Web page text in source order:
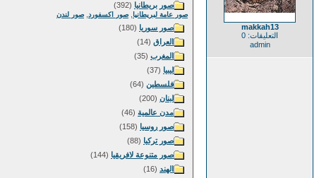
makkah13
التعليقات: 0
admin
صور بريطانيا (392)
صور عامة لبريطانيا صور اكسفورد صور لندن
صور سوريا (180)
العراق (14)
المغرب (35)
ليبيا (37)
فلسطين (64)
لبنان (200)
مدن عالمية (46)
صور روسيا (158)
صور تركيا (88)
صور متنوعة لافريقيا (144)
الهند (16)